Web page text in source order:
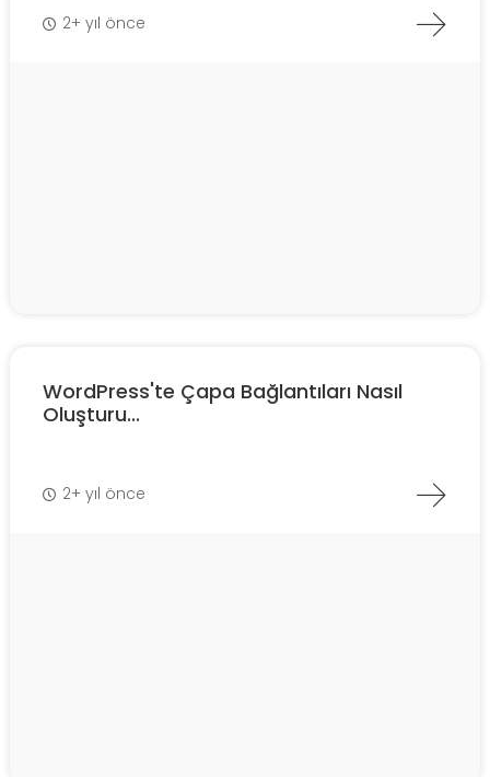
2+ yıl önce
WordPress'te Çapa Bağlantıları Nasıl
Oluşturu...
2+ yıl önce